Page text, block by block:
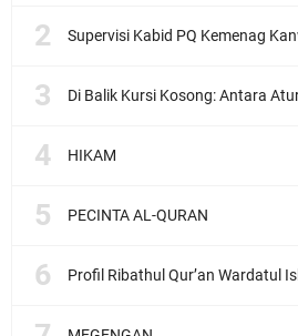
Supervisi Kabid PQ Kemenag Kanwil Jawa
Di Balik Kursi Kosong: Antara Aturan
HIKAM
PECINTA AL-QURAN
Profil Ribathul Qur’an Wardatul Ishlah : Menumbuhkan Generasi